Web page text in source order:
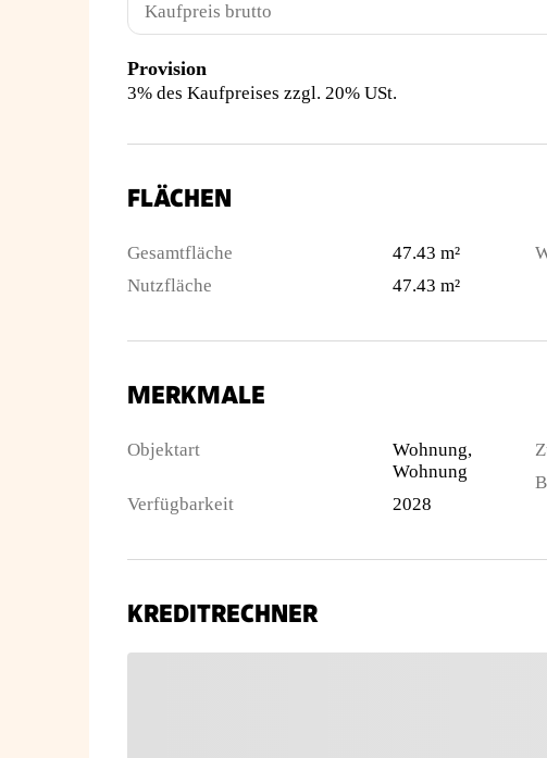
Kaufpreis brutto
Provision
3% des Kaufpreises zzgl. 20% USt.
FLÄCHEN
Gesamtfläche
47.43 m²
Nutzfläche
47.43 m²
MERKMALE
Objektart
Wohnung,
Wohnung
Verfügbarkeit
2028
KREDITRECHNER